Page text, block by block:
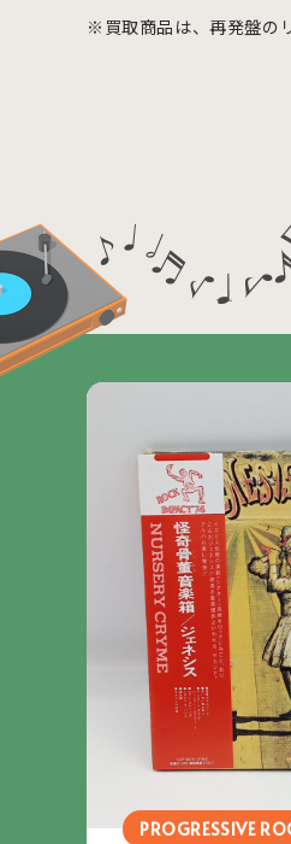
※買取商品は、再発盤の
PROGRESSIVE